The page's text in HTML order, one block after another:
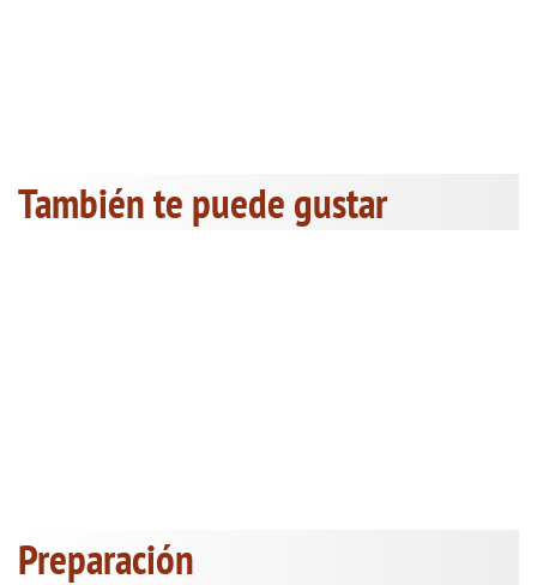
También te puede gustar
Preparación